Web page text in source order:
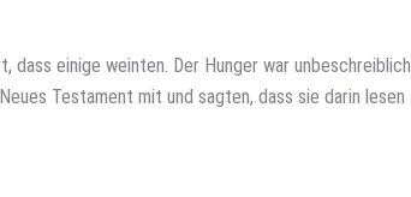
einige weinten. Der Hunger war unbeschreiblich
Testament mit und sagten, dass sie darin lesen